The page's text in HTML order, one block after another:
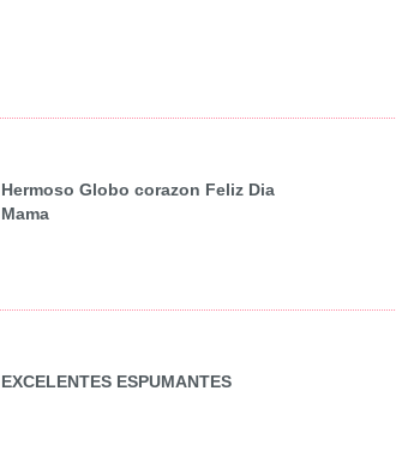
Hermoso Globo corazon Feliz Dia
Mama
EXCELENTES ESPUMANTES